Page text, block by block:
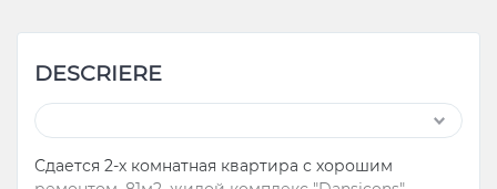
DESCRIERE
Сдается 2-х комнатная квартира с хорошим